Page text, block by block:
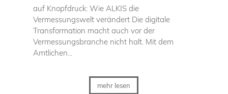
auf Knopfdruck: Wie ALKIS die
Vermessungswelt verändert Die digitale
Transformation macht auch vor der
Vermessungsbranche nicht halt. Mit dem
Amtlichen...
mehr lesen